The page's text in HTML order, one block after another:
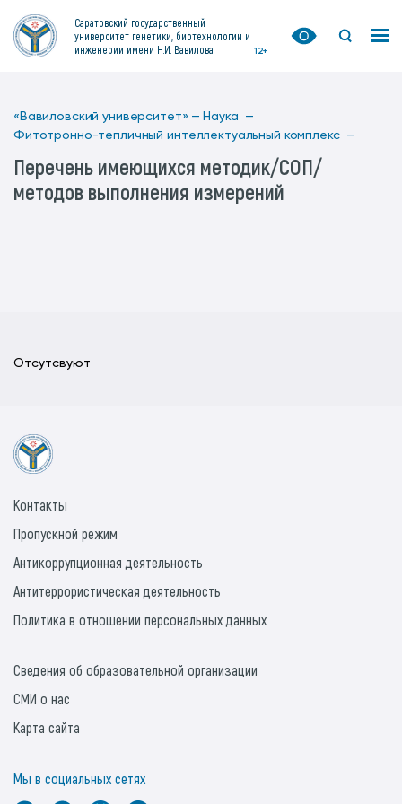
Саратовский государственный
университет генетики, биотехнологии и
инженерии имени Н.И. Вавилова
12+
«Вавиловский университет» — Наука —
Фитотронно-тепличный интеллектуальный комплекс —
Перечень имеющихся методик/СОП/
методов выполнения измерений
Отсутсвуют
Контакты
Пропускной режим
Антикоррупционная деятельность
Антитеррористическая деятельность
Политика в отношении персональных данных
Сведения об образовательной организации
СМИ о нас
Карта сайта
Мы в социальных сетях